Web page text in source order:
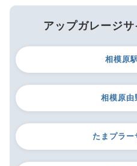
アップガレージ
相模原
相模原由
たまプラー